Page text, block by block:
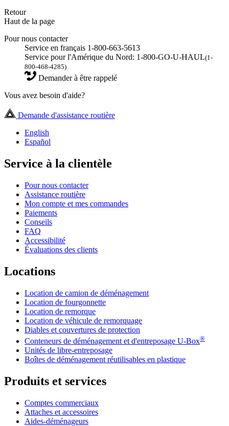
Retour
Haut de la page
Pour nous contacter
Service en français 1-800-663-5613
Service pour l'Amérique du Nord: 1-800-GO-U-HAUL(1-
800-468-4285)
Demander à être rappelé
Vous avez besoin d'aide?
Demande d'assistance routière
English
Español
Service à la clientèle
Pour nous contacter
Assistance routière
Mon compte et mes commandes
Paiements
Conseils
FAQ
Accessibilité
Évaluations des clients
Locations
Location de camion de déménagement
Location de fourgonnette
Location de remorque
Location de véhicule de remorquage
Diables et couvertures de protection
Conteneurs de déménagement et d'entreposage U-Box®
Unités de libre-entreposage
Boîtes de déménagement réutilisables en plastique
Produits et services
Comptes commerciaux
Attaches et accessoires
Aides-déménageurs